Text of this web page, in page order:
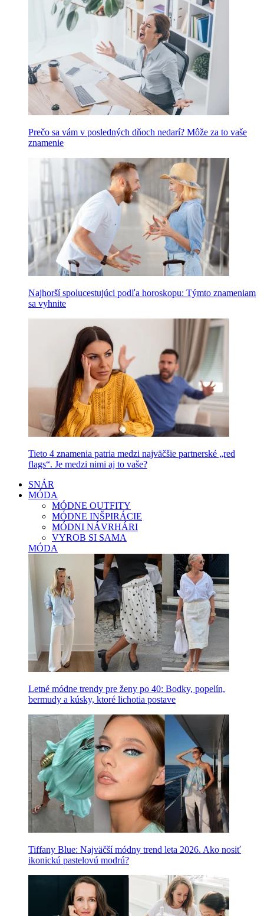
Prečo sa vám v posledných dňoch nedarí? Môže za to vaše
znamenie
Najhorší spolucestujúci podľa horoskopu: Týmto znameniam
sa vyhnite
Tieto 4 znamenia patria medzi najväčšie partnerské „red
flags“. Je medzi nimi aj to vaše?
SNÁR
MÓDA
MÓDNE OUTFITY
MÓDNE INŠPIRÁCIE
MÓDNI NÁVRHÁRI
VYROB SI SAMA
MÓDA
Letné módne trendy pre ženy po 40: Bodky, popelín,
bermudy a kúsky, ktoré lichotia postave
Tiffany Blue: Najväčší módny trend leta 2026. Ako nosiť
ikonickú pastelovú modrú?